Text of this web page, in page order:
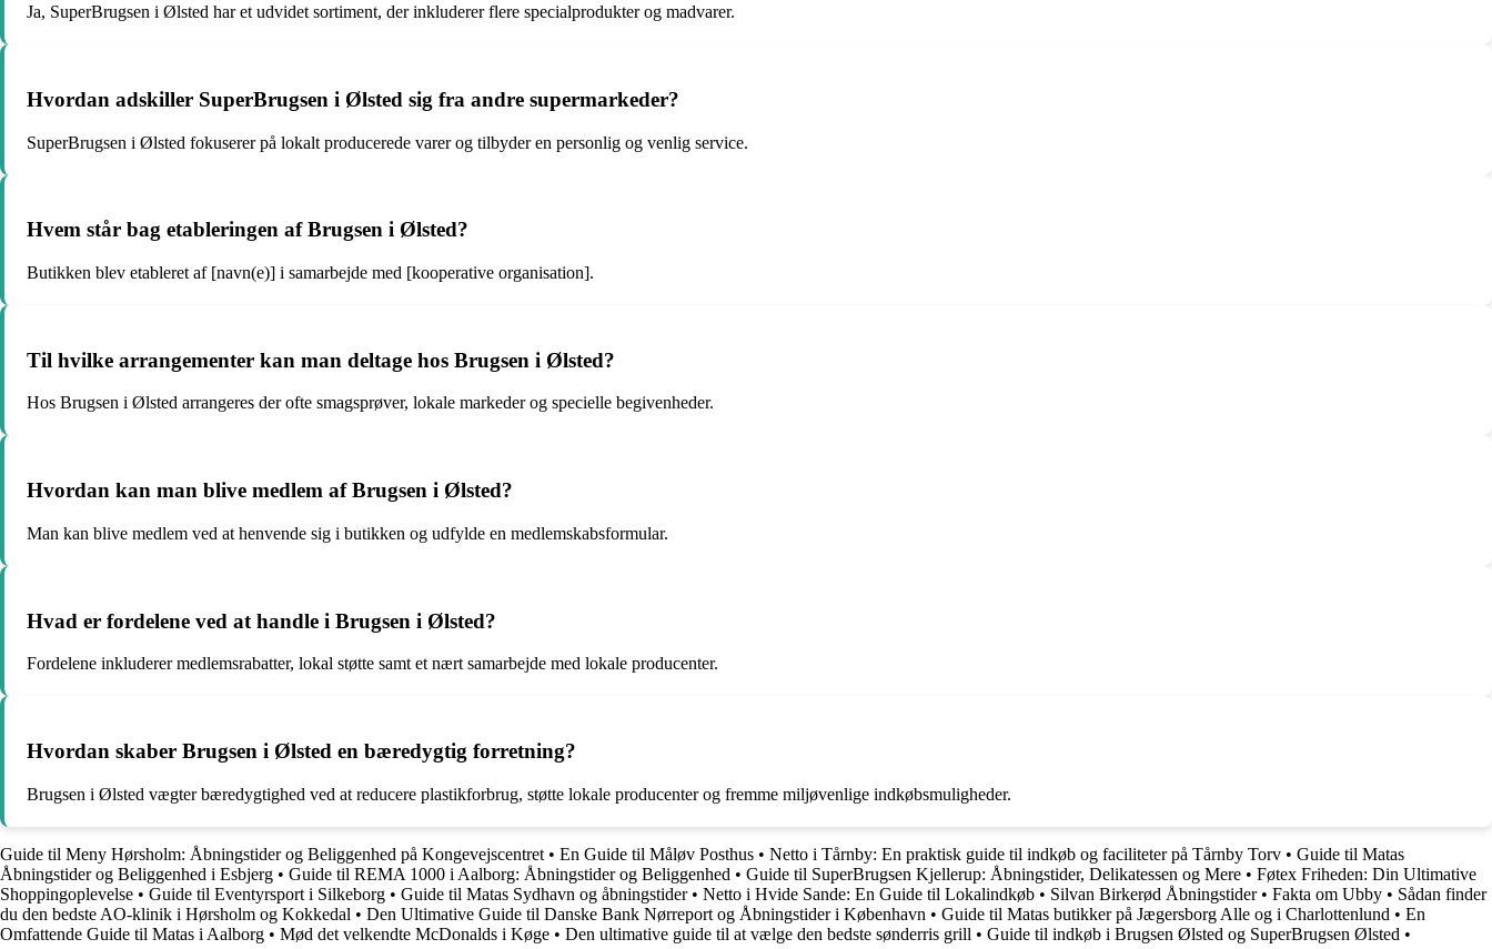
Ja, SuperBrugsen i Ølsted har et udvidet sortiment, der inkluderer flere specialprodukter og madvarer.
Hvordan adskiller SuperBrugsen i Ølsted sig fra andre supermarkeder?
SuperBrugsen i Ølsted fokuserer på lokalt producerede varer og tilbyder en personlig og venlig service.
Hvem står bag etableringen af Brugsen i Ølsted?
Butikken blev etableret af [navn(e)] i samarbejde med [kooperative organisation].
Til hvilke arrangementer kan man deltage hos Brugsen i Ølsted?
Hos Brugsen i Ølsted arrangeres der ofte smagsprøver, lokale markeder og specielle begivenheder.
Hvordan kan man blive medlem af Brugsen i Ølsted?
Man kan blive medlem ved at henvende sig i butikken og udfylde en medlemskabsformular.
Hvad er fordelene ved at handle i Brugsen i Ølsted?
Fordelene inkluderer medlemsrabatter, lokal støtte samt et nært samarbejde med lokale producenter.
Hvordan skaber Brugsen i Ølsted en bæredygtig forretning?
Brugsen i Ølsted vægter bæredygtighed ved at reducere plastikforbrug, støtte lokale producenter og fremme miljøvenlige indkøbsmuligheder.
Guide til Meny Hørsholm: Åbningstider og Beliggenhed på Kongevejscentret • En Guide til Måløv Posthus • Netto i Tårnby: En praktisk guide til indkøb og faciliteter på Tårnby Torv • Guide til Matas
Åbningstider og Beliggenhed i Esbjerg • Guide til REMA 1000 i Aalborg: Åbningstider og Beliggenhed • Guide til SuperBrugsen Kjellerup: Åbningstider, Delikatessen og Mere • Føtex Friheden: Din Ultimative
Shoppingoplevelse • Guide til Eventyrsport i Silkeborg • Guide til Matas Sydhavn og åbningstider• Netto i Hvide Sande: En Guide til Lokalindkøb • Silvan Birkerød Åbningstider• Fakta om Ubby • Sådan finder
du den bedste AO-klinik i Hørsholm og Kokkedal • Den Ultimative Guide til Danske Bank Nørreport og Åbningstider i København • Guide til Matas butikker på Jægersborg Alle og i Charlottenlund • En
Omfattende Guide til Matas i Aalborg • Mød det velkendte McDonalds i Køge • Den ultimative guide til at vælge den bedste sønderris grill • Guide til indkøb i Brugsen Ølsted og SuperBrugsen Ølsted •